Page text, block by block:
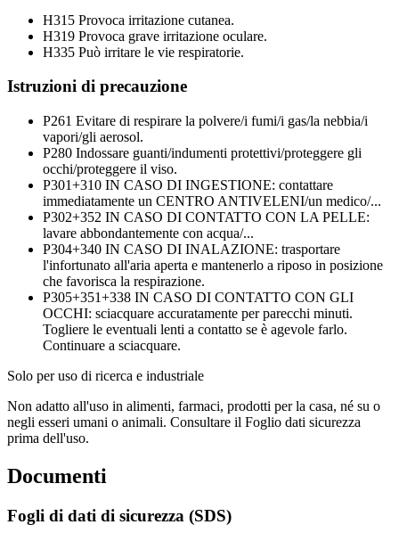
H315 Provoca irritazione cutanea.
H319 Provoca grave irritazione oculare.
H335 Può irritare le vie respiratorie.
Istruzioni di precauzione
P261 Evitare di respirare la polvere/i fumi/i gas/la nebbia/i
vapori/gli aerosol.
P280 Indossare guanti/indumenti protettivi/proteggere gli
occhi/proteggere il viso.
P301+310 IN CASO DI INGESTIONE: contattare
immediatamente un CENTRO ANTIVELENI/un medico/...
P302+352 IN CASO DI CONTATTO CON LA PELLE:
lavare abbondantemente con acqua/...
P304+340 IN CASO DI INALAZIONE: trasportare
l'infortunato all'aria aperta e mantenerlo a riposo in posizione
che favorisca la respirazione.
P305+351+338 IN CASO DI CONTATTO CON GLI
OCCHI: sciacquare accuratamente per parecchi minuti.
Togliere le eventuali lenti a contatto se è agevole farlo.
Continuare a sciacquare.
Solo per uso di ricerca e industriale
Non adatto all'uso in alimenti, farmaci, prodotti per la casa, né su o
negli esseri umani o animali. Consultare il Foglio dati sicurezza
prima dell'uso.
Documenti
Fogli di dati di sicurezza (SDS)